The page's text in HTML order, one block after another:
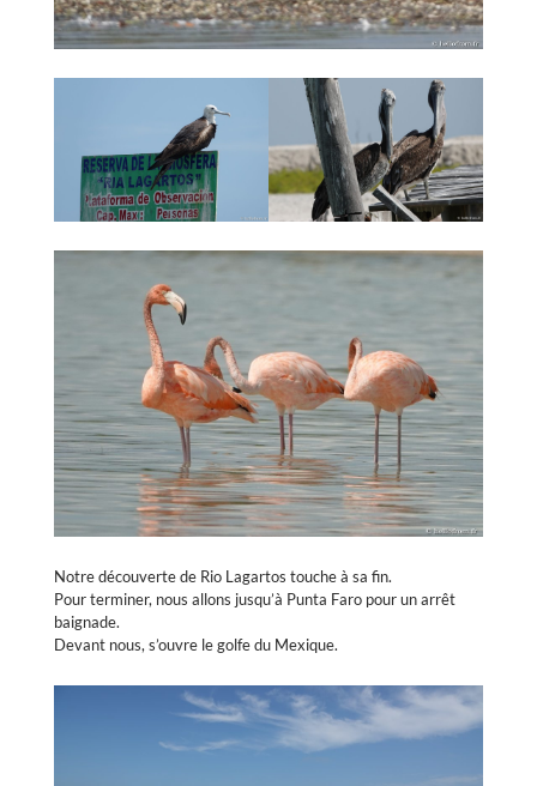
Notre découverte de Rio Lagartos touche à sa fin.
Pour terminer, nous allons jusqu’à Punta Faro pour un arrêt
baignade.
Devant nous, s’ouvre le golfe du Mexique.